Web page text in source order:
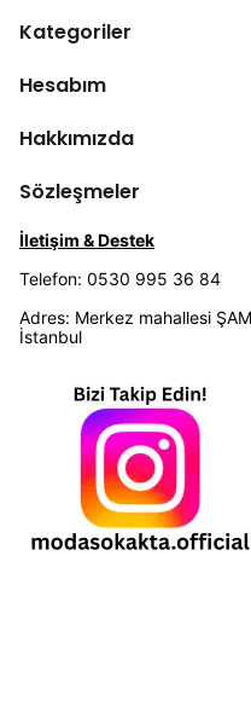
Kategoriler
Hesabım
Hakkımızda
Sözleşmeler
İletişim & Destek
Telefon: 0530 995 36 84
Adres: Merkez mahallesi
İstanbul